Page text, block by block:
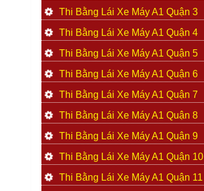
Thi Bằng Lái Xe Máy A1 Quận 3
Thi Bằng Lái Xe Máy A1 Quận 4
Thi Bằng Lái Xe Máy A1 Quận 5
Thi Bằng Lái Xe Máy A1 Quận 6
Thi Bằng Lái Xe Máy A1 Quận 7
Thi Bằng Lái Xe Máy A1 Quận 8
Thi Bằng Lái Xe Máy A1 Quận 9
Thi Bằng Lái Xe Máy A1 Quận 10
Thi Bằng Lái Xe Máy A1 Quận 11